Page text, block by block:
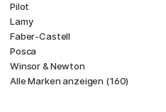
Pilot
Lamy
Faber-Castell
Posca
Winsor & Newton
Alle Marken anzeigen (160)